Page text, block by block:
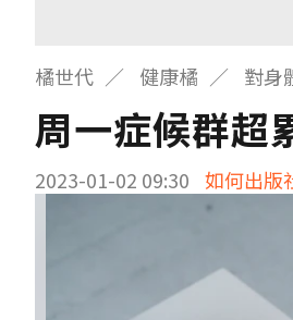
橘世代 健康橘 對身
周一症候群超
2023-01-02 09:30 如何出版